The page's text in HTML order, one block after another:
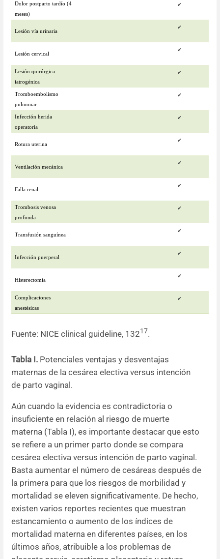
Dolor postparto tardío (4
meses)
✔
Lesión vía urinaria
✔
Lesión cervical
✔
Lesión quirúrgica
iatrogénica
✔
Tromboembolismo
pulmonar
✔
Infección herida
operatoria
✔
Rotura uterina
✔
Ventilación mecánica
✔
Falla renal
✔
Trombosis venosa
profunda
✔
Transfusión sanguínea
✔
Infección puerperal
✔
Histerectomía
✔
Complicaciones
anestésicas
✔
Fuente: NICE clinical guideline, 13217.
Tabla I. Potenciales ventajas y desventajas
maternas de la cesárea electiva versus intención
de parto vaginal.
Aún cuando la evidencia es contradictoria o
insuficiente en relación al riesgo de muerte
materna (Tabla I), es importante destacar que esto
se refiere a un primer parto donde se compara
cesárea electiva versus intención de parto vaginal.
Basta aumentar el número de cesáreas después de
la primera para que los riesgos de morbilidad y
mortalidad se eleven significativamente. De hecho,
existen varios reportes recientes que muestran
estancamiento o aumento de los índices de
mortalidad materna en diferentes países, en los
últimos años, atribuible a los problemas de